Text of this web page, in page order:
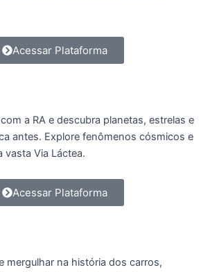
Acessar Plataforma
a RA e descubra planetas, estrelas e
antes. Explore fenômenos cósmicos e
vasta Via Láctea.
Acessar Plataforma
mergulhar na história dos carros,